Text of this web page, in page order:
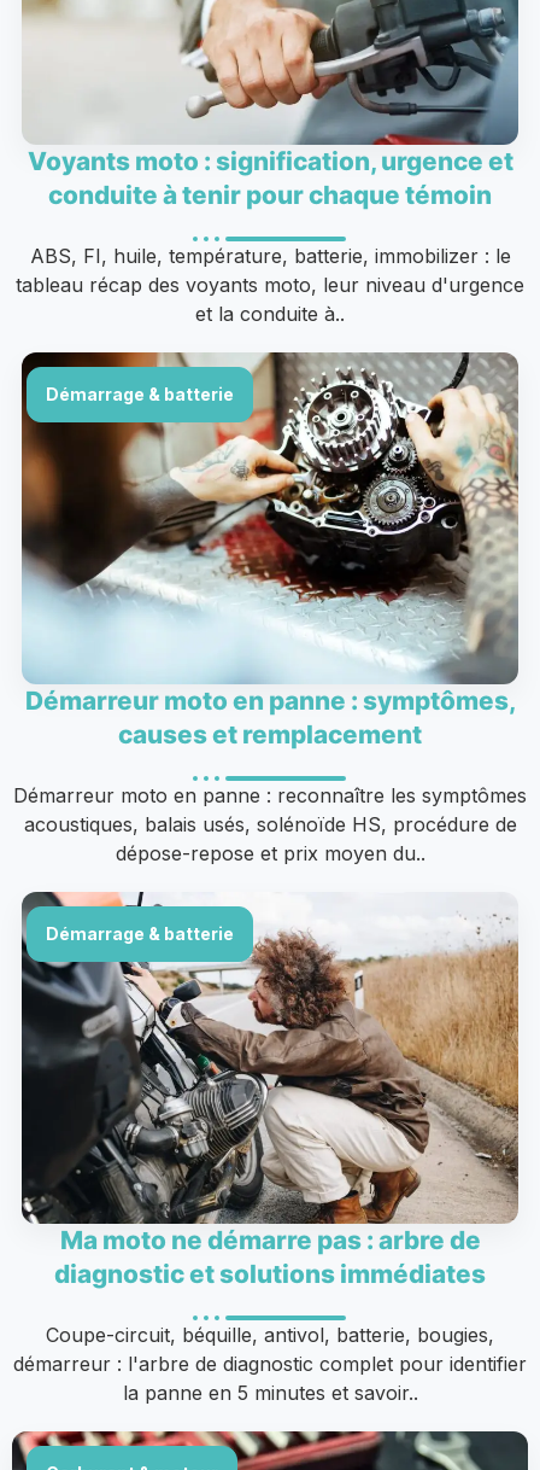
Voyants moto : signification, urgence et
conduite à tenir pour chaque témoin
ABS, FI, huile, température, batterie, immobilizer : le
tableau récap des voyants moto, leur niveau d'urgence
et la conduite à..
Démarrage & batterie
Démarreur moto en panne : symptômes,
causes et remplacement
Démarreur moto en panne : reconnaître les symptômes
acoustiques, balais usés, solénoïde HS, procédure de
dépose-repose et prix moyen du..
Démarrage & batterie
Ma moto ne démarre pas : arbre de
diagnostic et solutions immédiates
Coupe-circuit, béquille, antivol, batterie, bougies,
démarreur : l'arbre de diagnostic complet pour identifier
la panne en 5 minutes et savoir..